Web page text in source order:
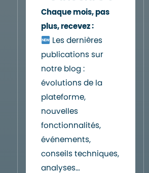
Chaque mois, pas
plus, recevez :
Les dernières
publications sur
notre blog :
évolutions de la
plateforme,
nouvelles
fonctionnalités,
événements,
conseils techniques,
analyses…